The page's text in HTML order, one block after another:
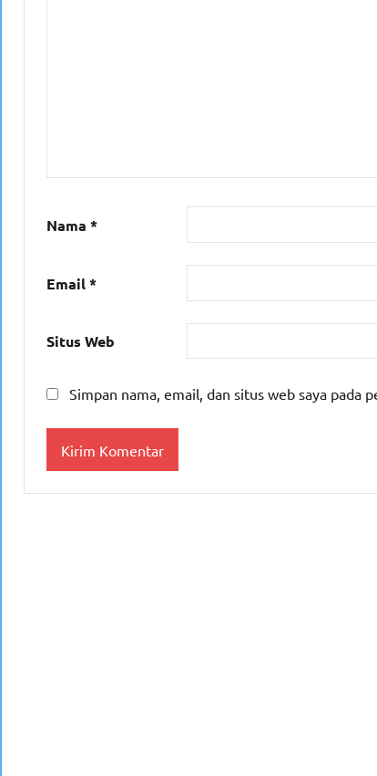
Nama *
Email*
Situs Web
Simpan nama, email, dan situs web saya pada